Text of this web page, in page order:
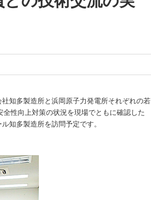
知多製造所と浜岡原子力発電所それぞれの若
性向上対策の状況を現場でともに確認した
知多製造所を訪問予定です。